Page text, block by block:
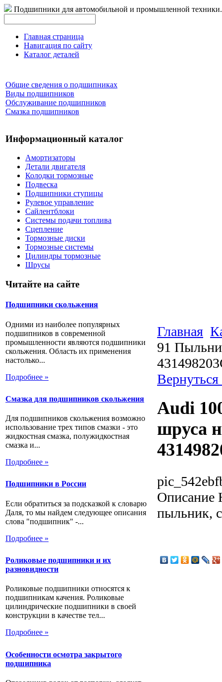
Подшипники для автомобильной и промышленной техники.
Главная страница
Навигация по сайту
Каталог деталей
Общие сведения о подшипниках
Виды подшипников
Обслуживание подшипников
Смазка подшипников
Информационный каталог
Амортизаторы
Детали двигателя
Колодки тормозные
Подвеска
Подшипники ступицы
Рулевое управление
Сайлентблоки
Системы подачи топлива
Сцепление
Тормозные диски
Тормозные системы
Цилиндры тормозные
Шрусы
Читайте на сайте
Подшипники скольжения
Одними из наиболее популярных
подшипников в современной
промышленности являются подшипники
скольжения. Область их применения
настолько...
Подробнее »
Смазка для подшипников скольжения
Для подшипников скольжения возможно
использование трех типов смазки - это
жидкостная смазка, полужидкостная
смазка и...
Подробнее »
Подшипники в России
Если обратиться за подсказкой к словарю
Даля, то мы найдем следующее описания
слова "подшипник" -...
Подробнее »
Роликовые подшипники и их
разновидности
Роликовые подшипники относятся к
подшипникам качения. Роликовые
цилиндрические подшипники в своей
конструкции в качестве тел...
Подробнее »
Особенности осмотра закрытого
подшипника
Главная
91
Audi
шруса
Описание
пыльник,